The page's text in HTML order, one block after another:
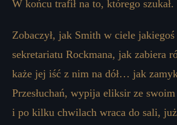
W końcu trafił na to, którego szukał.
Zobaczył, jak Smith w ciele
sekretariatu Rockmana, jak zabiera
każe jej iść z nim na dół… jak
Przesłuchań, wypija eliksir ze swoim
i po kilku chwilach wraca do sali, już